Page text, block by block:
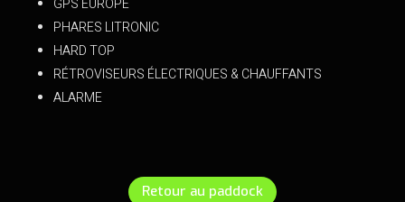
PHARES LITRONIC
HARD TOP
RÉTROVISEURS ÉLECTRIQUES & CHAUFFANTS
ALARME
Retour au paddock